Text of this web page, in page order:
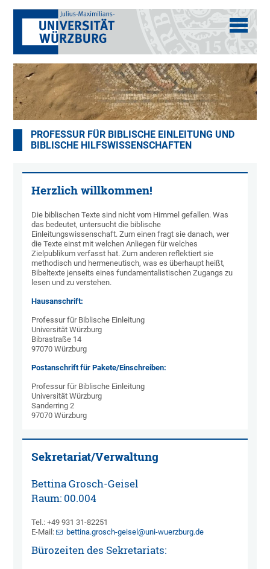
PROFESSUR FÜR BIBLISCHE EINLEITUNG UND
BIBLISCHE HILFSWISSENSCHAFTEN
Herzlich willkommen!
Die biblischen Texte sind nicht vom Himmel gefallen. Was
das bedeutet, untersucht die biblische
Einleitungswissenschaft. Zum einen fragt sie danach, wer
die Texte einst mit welchen Anliegen für welches
Zielpublikum verfasst hat. Zum anderen reflektiert sie
methodisch und hermeneutisch, was es überhaupt heißt,
Bibeltexte jenseits eines fundamentalistischen Zugangs zu
lesen und zu verstehen.
Hausanschrift:
Professur für Biblische Einleitung
Universität Würzburg
Bibrastraße 14
97070 Würzburg
Postanschrift für Pakete/Einschreiben:
Professur für Biblische Einleitung
Universität Würzburg
Sanderring 2
97070 Würzburg
Sekretariat/Verwaltung
Bettina Grosch-Geisel
Raum: 00.004
Tel.: +49 931 31-82251
E-Mail:
bettina.grosch-geisel@uni-wuerzburg.de
Bürozeiten des Sekretariats: